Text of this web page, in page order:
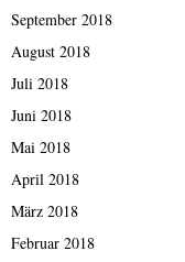
September 2018
August 2018
Juli 2018
Juni 2018
Mai 2018
April 2018
März 2018
Februar 2018